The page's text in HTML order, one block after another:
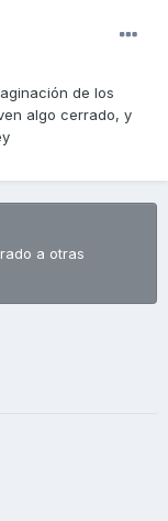
de los
algo cerrado, y
a otras